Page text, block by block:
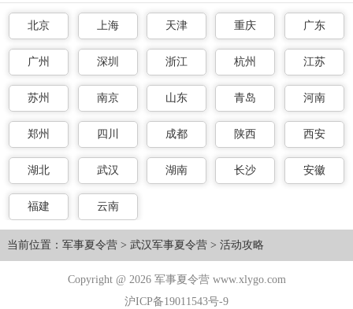
北京 上海 天津 重庆 广东
广州 深圳 浙江 杭州 江苏
苏州 南京 山东 青岛 河南
郑州 四川 成都 陕西 西安
湖北 武汉 湖南 长沙 安徽
福建 云南
当前位置： 军事夏令营> 武汉军事夏令营> 活动攻略
Copyright @ 2026 军事夏令营 www.xlygo.com
沪ICP备19011543号-9